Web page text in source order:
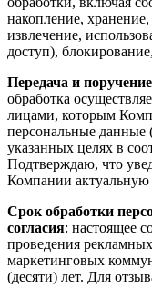
накопление,
извлечение,
доступ),
Передача и
обработка
лицами, которым
персональные данные
указанных целях в
Подтверждаю, что
Компании
Срок обработки
согласия: настоящее
проведения
маркетинговых
(десяти) лет. Для